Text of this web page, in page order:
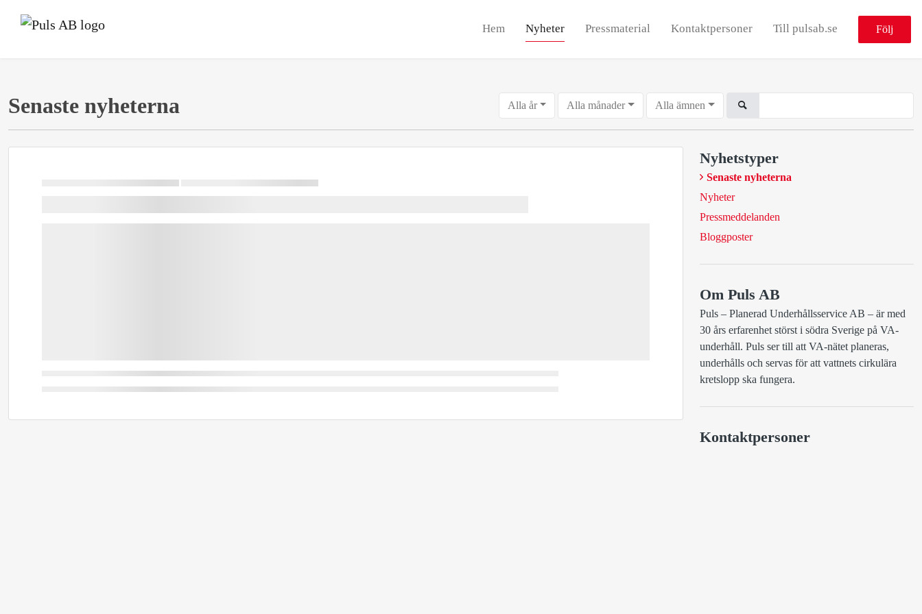
Hem Nyheter Pressmaterial Kontaktpersoner Till pulsab.se Följ
Senaste nyheterna Alla år Alla månader Alla ämnen
Nyhetstyper
Senaste nyheterna
Nyheter
Pressmeddelanden
Bloggposter
Om Puls AB
Puls – Planerad Underhållsservice AB – är med
30 års erfarenhet störst i södra Sverige på VA-
underhåll. Puls ser till att VA-nätet planeras,
underhålls och servas för att vattnets cirkulära
kretslopp ska fungera.
Kontaktpersoner